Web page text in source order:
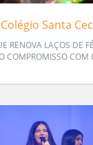
Santa
RENOVA LAÇOS DE
COMPROMISSO COM